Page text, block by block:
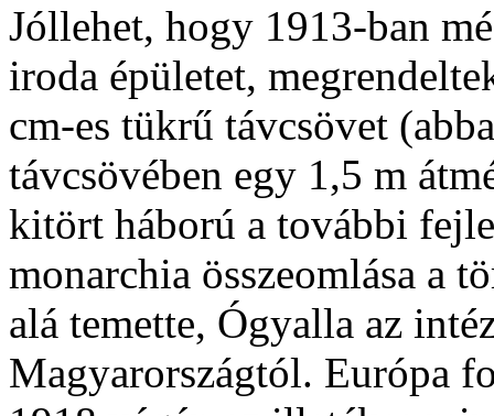
Jóllehet, hogy 1913-ban
iroda épületet,
cm-es tükrű távcsövet
távcsövében egy 1,5 m
kitört háború a további
monarchia összeomlása a
alá temette, Ógyalla az
Magyarországtól. Európa